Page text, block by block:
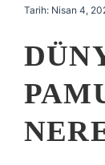
Tarih: Nisan 4,